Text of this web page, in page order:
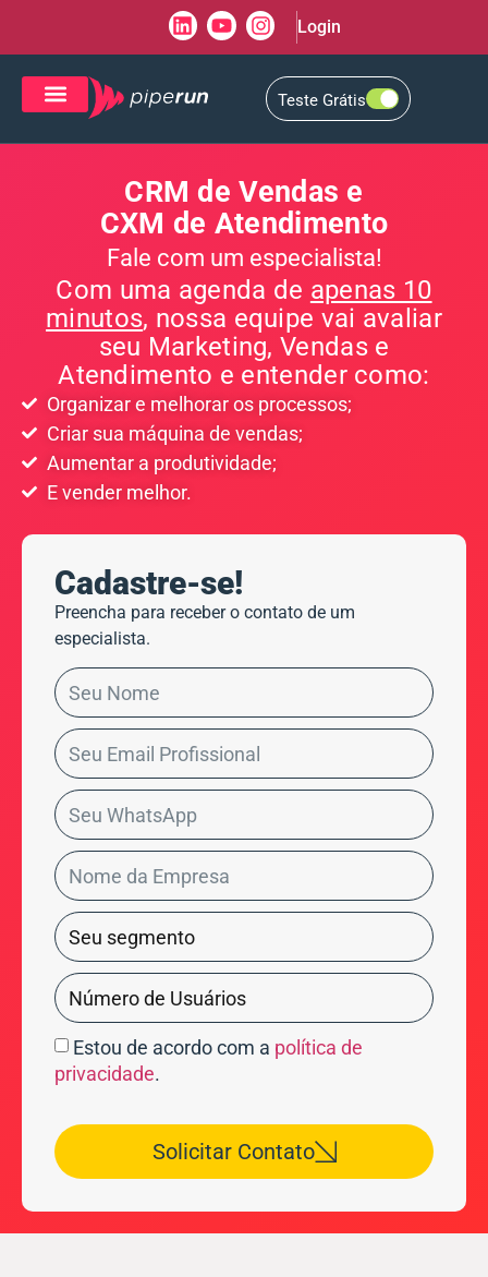
Login
Teste Grátis
CRM de Vendas e
CXM de Atendimento
Fale com um especialista!
Com uma agenda de apenas 10
minutos, nossa equipe vai avaliar
seu Marketing, Vendas e
Atendimento e entender como:
Organizar e melhorar os processos;
Criar sua máquina de vendas;
Aumentar a produtividade;
E vender melhor.
Cadastre-se!
Preencha para receber o contato de um
especialista.
Estou de acordo com a política de
privacidade.
Solicitar Contato